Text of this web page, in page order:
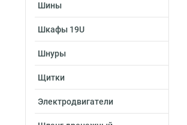
Шины
Шкафы 19U
Шнуры
Щитки
Электродвигатели